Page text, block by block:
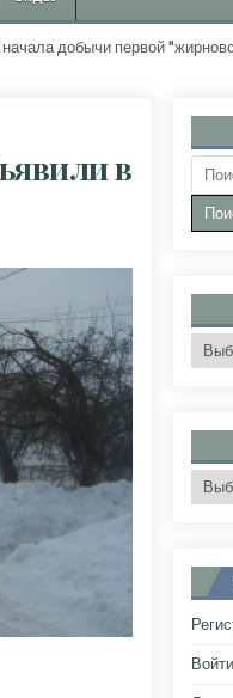
добычи первой
в
УРОВНЯ ПОГОДНОЙ
Поиск:
Войти